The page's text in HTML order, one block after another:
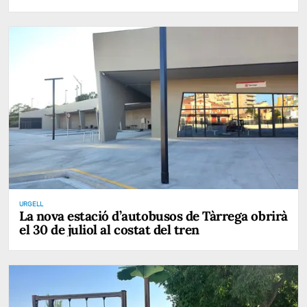
URGELL
La nova estació d’autobusos de Tàrrega obrirà
el 30 de juliol al costat del tren